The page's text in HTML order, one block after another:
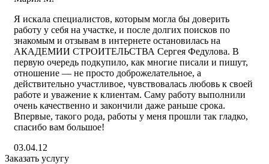
Я искала специалистов, которым могла бы доверить
работу у себя на участке, и после долгих поисков по
знакомым и отзывам в интернете остановилась на
АКАДЕМИИ СТРОИТЕЛЬСТВА Сергея Федулова. В
первую очередь подкупило, как многие писали и пишут,
отношение — не просто доброжелательное, а
действительно участливое, чувствовалась любовь к своей
работе и уважение к клиентам. Саму работу выполнили
очень качественно и закончили даже раньше срока.
Впервые, такого рода, работы у меня прошли так гладко,
спасибо вам большое!
03.04.12
Заказать услугу